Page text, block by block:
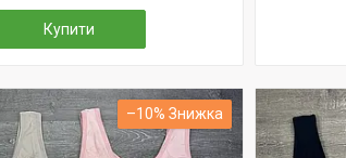
Купити
–10%